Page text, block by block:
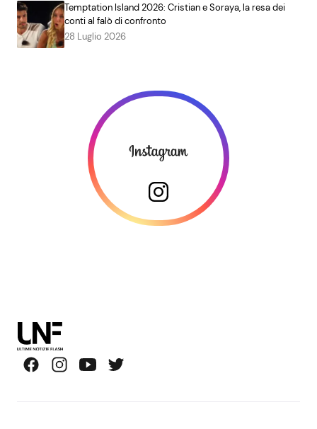
Temptation Island 2026: Cristian e Soraya, la resa dei
conti al falò di confronto
28 Luglio 2026